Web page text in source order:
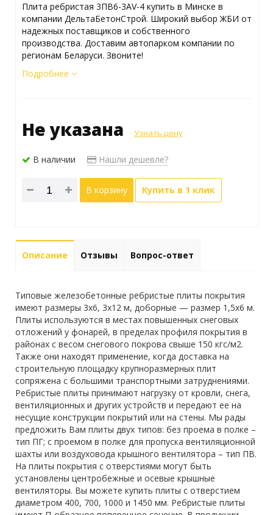
Плита ребристая 3ПВ6-3АV-4 купить в Минске в
компании ДельтаБетонСтрой. Широкий выбор ЖБИ от
надежных поставщиков и собственного
производства. Доставим автопарком компании по
регионам Беларуси. Звоните!
Подробнее
Не указана Узнать цену
В наличии Нашли дешевле?
В корзину Купить в 1 клик
Описание Отзывы Вопрос-ответ
Типовые железобетонные ребристые плиты покрытия
имеют размеры 3х6, 3х12 м, доборные — размер 1,5х6 м.
Плиты используются в местах повышенных снеговых
отложений у фонарей, в пределах профиля покрытия в
районах с весом снегового покрова свыше 150 кгс/м2.
Также они находят применение, когда доставка на
строительную площадку крупноразмерных плит
сопряжена с большими транспортными затруднениями.
Ребристые плиты принимают нагрузку от кровли, снега,
вентиляционных и других устройств и передают ее на
несущие конструкции покрытий или на стены. Мы рады
предложить Вам плиты двух типов: без проема в полке –
тип ПГ; с проемом в полке для пропуска вентиляционной
шахты или воздуховода крышного вентилятора – тип ПВ.
На плиты покрытия с отверстиями могут быть
установлены центробежные и осевые крышные
вентиляторы. Вы можете купить плиты с отверстием
диаметром 400, 700, 1000 и 1450 мм. Ребристые плиты